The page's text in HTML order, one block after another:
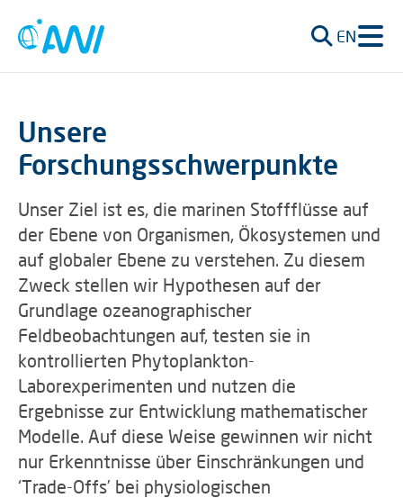
EN
Unsere
Forschungsschwerpunkte
Unser Ziel ist es, die marinen Stoffflüsse auf
der Ebene von Organismen, Ökosystemen und
auf globaler Ebene zu verstehen. Zu diesem
Zweck stellen wir Hypothesen auf der
Grundlage ozeanographischer
Feldbeobachtungen auf, testen sie in
kontrollierten Phytoplankton-
Laborexperimenten und nutzen die
Ergebnisse zur Entwicklung mathematischer
Modelle. Auf diese Weise gewinnen wir nicht
nur Erkenntnisse über Einschränkungen und
‘Trade-Offs’ bei physiologischen